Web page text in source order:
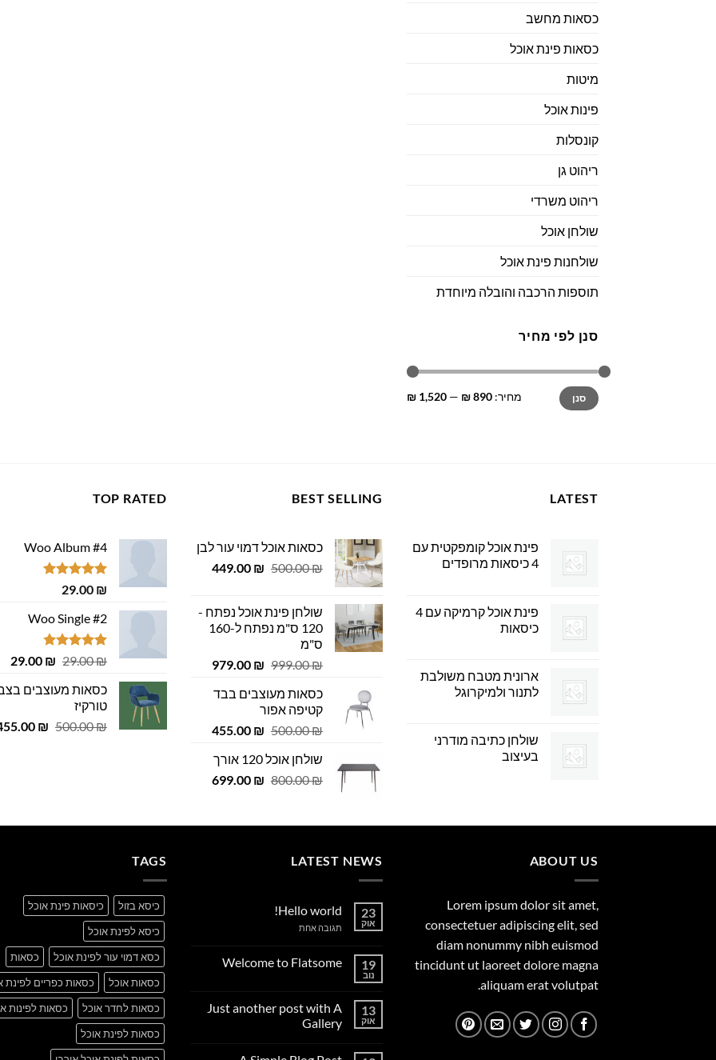
כסאות מחשב
כסאות פינת אוכל
מיטות
פינות אוכל
קונסלות
ריהוט גן
ריהוט משרדי
שולחן אוכל
שולחנות פינת אוכל
תוספות הרכבה והובלה מיוחדת
סנן לפי מחיר
מחיר
מינימלי
מחיר
מקסימלי
סנן מחיר: 890 ₪
—
1,520 ₪
LATEST
פינת אוכל קומפקטית עם
4 כיסאות מרופדים
פינת אוכל קרמיקה עם 4
כיסאות
ארונית מטבח משולבת
לתנור ולמיקרוגל
שולחן כתיבה מודרני
בעיצוב
BEST SELLING
כסאות אוכל דמוי עור לבן
500.00₪
המחיר
500.00 ₪.
449.00 ₪
המחיר
449.00 ₪.שולחן פינת אוכל נפתח -
120 ס"מ נפתח ל-160
ס"מ
999.00₪
המחיר
היה:
999.00 ₪.
979.00 ₪
המחיר
כסאות מעוצבים בבד
קטיפה אפור
500.00₪
המחיר
היה:
500.00 ₪.
455.00 ₪
המחיר
455.00 ₪.
שולחן אוכל 120 אורך
800.00₪
המחיר
800.00 ₪.
699.00 ₪
המחיר
699.00 ₪.
TOP RATED
Woo Album #4
דורג5.00
29.00 ₪
Woo Single #2
דורג4.75
29.00₪
המחיר
היה:
29.00 ₪
כסאות מעוצבים
טורקיז
500.00₪
המחיר
₪
ABOUT US
Lorem ipsum dolor sit amet,
consectetuer adipiscing elit, sed
diam nonummy nibh euismod
tincidunt ut laoreet dolore magna
aliquam erat volutpat.
LATEST NEWS
23
אוק
Hello world!
תגובה אחתעל
19
נוב
Welcome to Flatsome
Welcome
to
Flatsome
13
אוק
Just another post with A
Gallery
TAGS
כיסא בזול
כיסאות פינת אוכל
כיסא לפינת אוכל
כסא דמוי עור לפינת אוכל
כסאות
כסאות אוכל
כסאות כפריים לפינת
כסאות לחדר אוכל
כסאות לפינות
כסאות לפינת אוכל